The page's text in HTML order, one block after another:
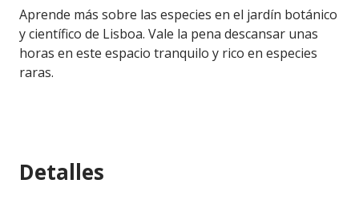
Aprende más sobre las especies en el jardín botánico
y científico de Lisboa. Vale la pena descansar unas
horas en este espacio tranquilo y rico en especies
raras.
Detalles